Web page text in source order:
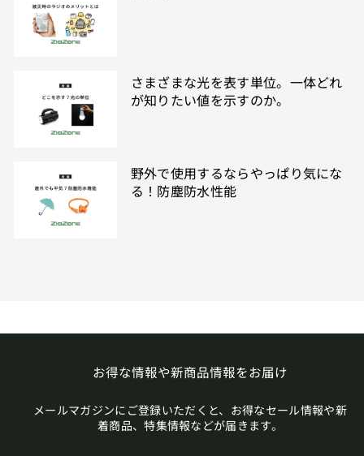
さまざまな光を表す単位。一体どれ
が知りたい値を示すのか。
野外で使用するならやっぱり気にな
る！防塵防水性能
お得な情報や新商品情報をお届け
メールマガジンにご登録いただくと、お得なセール情報や新
着商品、特集情報などが届きます。